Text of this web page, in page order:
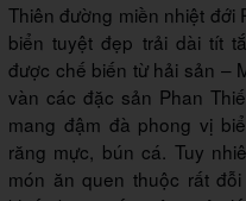
Thiên đường miền nhiệt đới
biển tuyệt đẹp trải dài tít
được chế biến từ hải sản –
vàn các đặc sản Phan
mang đậm đà phong vị
răng mực, bún cá. Tuy
món ăn quen thuộc rất